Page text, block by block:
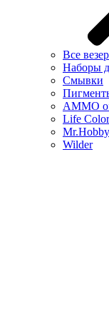
Все
Наборы
Смывки
AMMO
Life Color
Mr.Hobby
Wilder